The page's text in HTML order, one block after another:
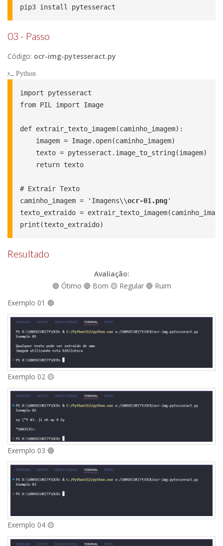
pip3 install pytesseract
03 - Passo
Código: ocr-img-pytesseract.py
Python
import pytesseract
from PIL import Image
def extrair_texto_imagem(caminho_imagem):
    imagem = Image.open(caminho_imagem)
    texto = pytesseract.image_to_string(imagem)
    return texto
# Extrair Texto
caminho_imagem = 'Imagens\\ocr-01.png'
texto_extraido =
print(texto_extraido)
Resultado
Avaliação:
🟢 Ótimo 🔵 Bom 🟡 Regular 🔴 Ruim
Exemplo 01 🟢
Exemplo 02 🟡
Exemplo 03 🔴
Exemplo 04 🟡